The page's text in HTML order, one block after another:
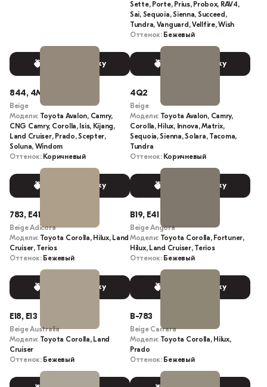
Выбрать краску
Sette, Porte, Prius, Probox, RAV4,
Sai, Sequoia, Sienna, Succeed,
Tundra, Vanguard, Vellfire, Wish
Оттенок: Бежевый
Выбрать краску
844, 4M9
Beige
Модели: Toyota Avalon, Camry,
CNG Camry, Corolla, Isis, Kijang,
Land Cruiser, Prado, Scepter,
Soluna, Windom
Оттенок: Коричневый
Выбрать краску
4Q2
Beige
Модели: Toyota Avalon, Camry,
Corolla, Hilux, Innova, Matrix,
Sequoia, Sienna, Solara, Tacoma,
Tundra
Оттенок: Коричневый
Выбрать краску
783, E41
Beige Adicora
Модели: Toyota Corolla, Hilux, Land
Cruiser, Terios
Оттенок: Бежевый
Выбрать краску
B19, E41
Beige Angora
Модели: Toyota Corolla, Fortuner,
Hilux, Land Cruiser, Terios
Оттенок: Бежевый
Выбрать краску
E18, E13
Beige Australia
Модели: Toyota Corolla, Land
Cruiser
Оттенок: Бежевый
B-783
Beige Carrara
Модели: Toyota Corolla, Hilux,
Prado
Оттенок: Бежевый